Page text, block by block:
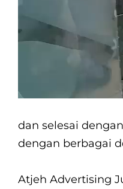
dan selesai
dengan berbagai
Atjeh Advertising